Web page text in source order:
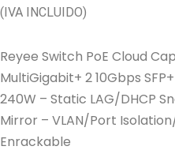
(IVA INCLUIDO)
Reyee Switch PoE Cloud
MultiGigabit+ 2 10Gbps
240W – Static LAG/DHCP
Mirror – VLAN/Port
Enrackable